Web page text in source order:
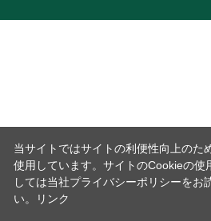
当サイトではサイトの利便性向上のた
使用しています。サイトのCookieの使
しては当社プライバシーポリシーをお
い。
リンク